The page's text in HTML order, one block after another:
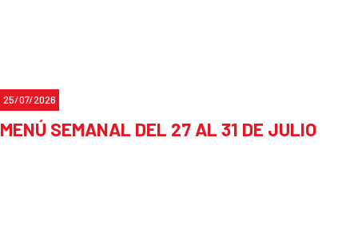
25/07/2026
MENÚ SEMANAL DEL 27 AL 31 DE JULIO